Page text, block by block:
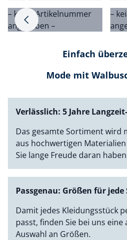
– keine Artikelnummer
angegeben –
–
Pfeil nach rechts
Einfach
Mode mit
Verlässlich: 5 Jahre
Das gesamte Sortiment wird
aus hochwertigen
Sie lange Freude daran
Passgenau: Größen für
Damit jedes Kleidungsstück
passt, finden Sie bei uns
Auswahl an Größen.